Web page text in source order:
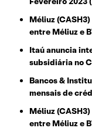
Méliuz
entre Méliuz e
Itaú anuncia
subsidiária no
Bancos &
mensais de
Méliuz
entre Méliuz e